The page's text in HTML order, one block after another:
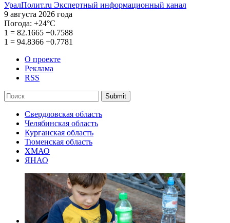
УралПолит.ru Экспертный информационный канал
9 августа 2026 года
Погода: +24°С
1 = 82.1665 +0.7588
1 = 94.8366 +0.7781
О проекте
Реклама
RSS
Submit
Свердловская область
Челябинская область
Курганская область
Тюменская область
ХМАО
ЯНАО